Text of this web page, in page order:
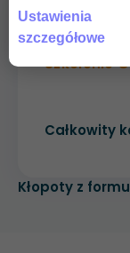
Szkolenie
Całkowity
Kłopoty z
Ustawienia
szczegółowe